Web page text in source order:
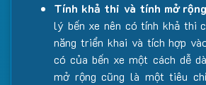
Tính khả thi và tính mở
lý bến xe nên có tính khả thi
năng triển khai và tích hợp
có của bến xe một cách dễ
mở rộng cũng là một tiêu